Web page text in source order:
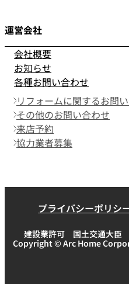
運営会社
会社概要
お知らせ
各種お問い合わせ
リフォームに関するお問
その他のお問い合わせ
来店予約
協力業者募集
プライバシーポリシ
建設業許可 国土交通大
Copyright © Arc Home